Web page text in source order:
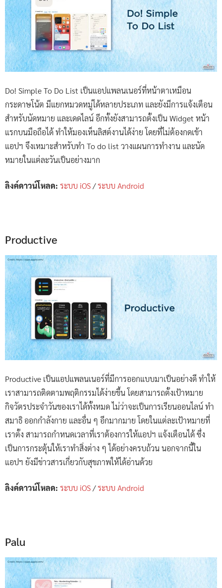
Do! Simple To Do List เป็นแอปแพลนเนอร์ที่หน้าตาเหมือน
กระดาษโน้ต มีแยกหมวดหมู่ได้หลายประเภท และยังมีการแจ้งเตือน
สำหรับนัดหมาย และเดดไลน์ อีกทั้งยังสามารถตั้งเป็น Widget หน้า
แรกบนมือถือได้ ทำให้มองเห็นลิสต์งานได้ง่าย โดยที่ไม่ต้องกดเข้า
แอปฯ จึงเหมาะสำหรับทำ To do list วางแผนการทำงาน และนัด
หมายในแต่ละวันเป็นอย่างมาก
ลิงค์ดาวน์โหลด: ระบบ iOS/ระบบ Android
Productive
Productive เป็นแอปแพลนเนอร์ที่มีการออกแบบมาเป็นอย่างดี ทำให้
เราสามารถติดตามพฤติกรรมได้ง่ายขึ้น โดยสามารถตั้งเป้าหมาย
กิจวัตรประจำวันของเราได้ทั้งหมด ไม่ว่าจะเป็นการเรียนออนไลน์ ทำ
สมาธิ ออกกำลังกาย และอื่น ๆ อีกมากมาย โดยในแต่ละเป้าหมายที่
เราตั้ง สามารถกำหนดเวลาที่เราต้องการให้แอปฯ แจ้งเตือนได้ ซึ่ง
เป็นการกระตุ้นให้เราทำสิ่งต่าง ๆ ได้อย่างครบถ้วน นอกจากนี้ใน
แอปฯ ยังมีข่าวสารเกี่ยวกับสุขภาพให้ได้อ่านด้วย
ลิงค์ดาวน์โหลด: ระบบ iOS/ระบบ Android
Palu